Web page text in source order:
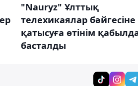
"Nauryz" Ұлттық
телехикаялар бәйгесіне
қатысуға өтінім
басталды